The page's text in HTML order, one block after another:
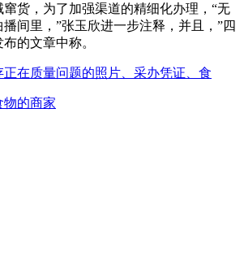
货，为了加强渠道的精细化办理，“无
间里，”张玉欣进一步注释，并且，”四
的文章中称。
正在质量问题的照片、采办凭证、食
物的商家